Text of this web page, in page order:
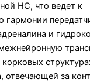
НС, что ведет к
гармонии
и
межнейронную
отвечающей за